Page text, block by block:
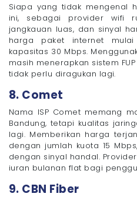
Siapa yang tidak mengenal
ini, sebagai provider wifi
jangkauan luas, dan sinyal
harga paket internet
kapasitas 30 Mbps.
masih menerapkan sistem
tidak perlu diragukan lagi.
8. Comet
Nama ISP Comet memang
Bandung, tetapi kualitas
lagi. Memberikan harga
dengan jumlah kuota 15
dengan sinyal handal.
iuran bulanan flat bagi
9. CBN Fiber